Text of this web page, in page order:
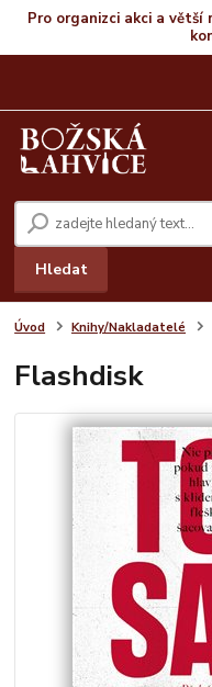
Pro organizci akci a větší
Hledat
Úvod Knihy/Nakladatelé
Flashdisk